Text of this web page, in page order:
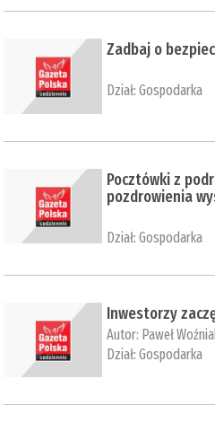
Zadbaj o
Dział:Gospodarka
Pocztówki z
pozdrowienia
Dział:Gospodarka
Inwestorzy
Autor: Paweł
Dział:Gospodarka